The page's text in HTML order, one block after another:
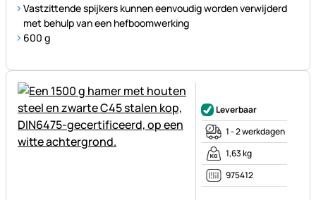
Vastzittende spijkers kunnen eenvoudig worden verwijderd
met behulp van een hefboomwerking
600 g
Leverbaar
1 - 2 werkdagen
1,63 kg
975412